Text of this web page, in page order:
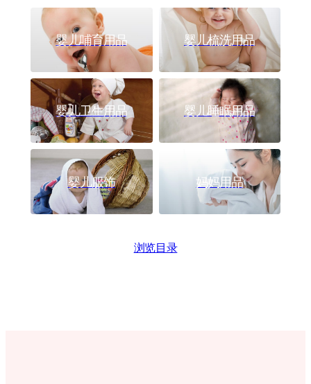
婴儿哺育用品 婴儿梳洗用品
婴儿卫生用品 婴儿睡眠用品
婴儿服饰 妈妈用品
浏览目录